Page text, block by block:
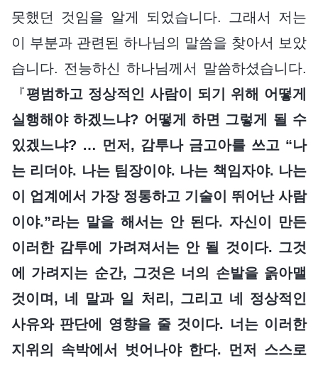
못했던 것임을 알게 되었습니다. 그래서 저는
이 부분과 관련된 하나님의 말씀을 찾아서 보았
습니다. 전능하신 하나님께서 말씀하셨습니다.
『평범하고 정상적인 사람이 되기 위해 어떻게
실행해야 하겠느냐? 어떻게 하면 그렇게 될 수
있겠느냐? … 먼저, 감투나 금고아를 쓰고 “나
는 리더야. 나는 팀장이야. 나는 책임자야. 나는
이 업계에서 가장 정통하고 기술이 뛰어난 사람
이야.”라는 말을 해서는 안 된다. 자신이 만든
이러한 감투에 가려져서는 안 될 것이다. 그것
에 가려지는 순간, 그것은 너의 손발을 옭아맬
것이며, 네 말과 일 처리, 그리고 네 정상적인
사유와 판단에 영향을 줄 것이다. 너는 이러한
지위의 속박에서 벗어나야 한다. 먼저 스스로